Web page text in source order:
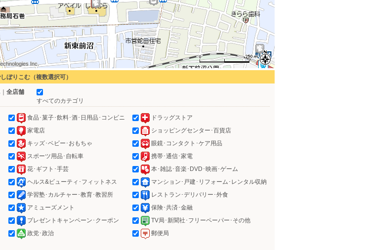
Inc.
Inc.
Inc.
Inc.
Inc.
Inc.
Inc.
Inc.
Inc.
ぼりこむ（複数選択可）
全店舗
すべてのカテゴリ
食品･菓子･飲料･酒･日用品･コンビニ
ドラッグストア
家電店
ショッピングセンター･百貨店
キッズ･ベビー･おもちゃ
眼鏡･コンタクト･ケア用品
スポーツ用品･自転車
携帯･通信･家電
花･ギフト･手芸
本･雑誌･音楽･DVD･映画･ゲーム
ヘルス&ビューティ･フィットネス
マンション･戸建･リフォーム･レンタル収納
学習塾･カルチャー･教育･教習所
レストラン･デリバリー･外食
アミューズメント
保険･共済･金融
プレゼントキャンペーン･クーポン
TV局･新聞社･フリーペーパー･その他
政党･政治
郵便局